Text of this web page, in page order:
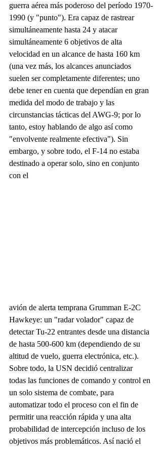
guerra aérea más poderoso del período 1970-
1990 (y "punto"). Era capaz de rastrear
simultáneamente hasta 24 y atacar
simultáneamente 6 objetivos de alta
velocidad en un alcance de hasta 160 km
(una vez más, los alcances anunciados
suelen ser completamente diferentes; uno
debe tener en cuenta que dependían en gran
medida del modo de trabajo y las
circunstancias tácticas del AWG-9; por lo
tanto, estoy hablando de algo así como
"envolvente realmente efectiva"). Sin
embargo, y sobre todo, el F-14 no estaba
destinado a operar solo, sino en conjunto
con el
avión de alerta temprana Grumman E-2C
Hawkeye: un "radar volador" capaz de
detectar Tu-22 entrantes desde una distancia
de hasta 500-600 km (dependiendo de su
altitud de vuelo, guerra electrónica, etc.).
Sobre todo, la USN decidió centralizar
todas las funciones de comando y control en
un solo sistema de combate, para
automatizar todo el proceso con el fin de
permitir una reacción rápida y una alta
probabilidad de intercepción incluso de los
objetivos más problemáticos. Así nació el